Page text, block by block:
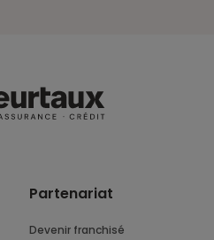
Partenariat
Devenir franchisé